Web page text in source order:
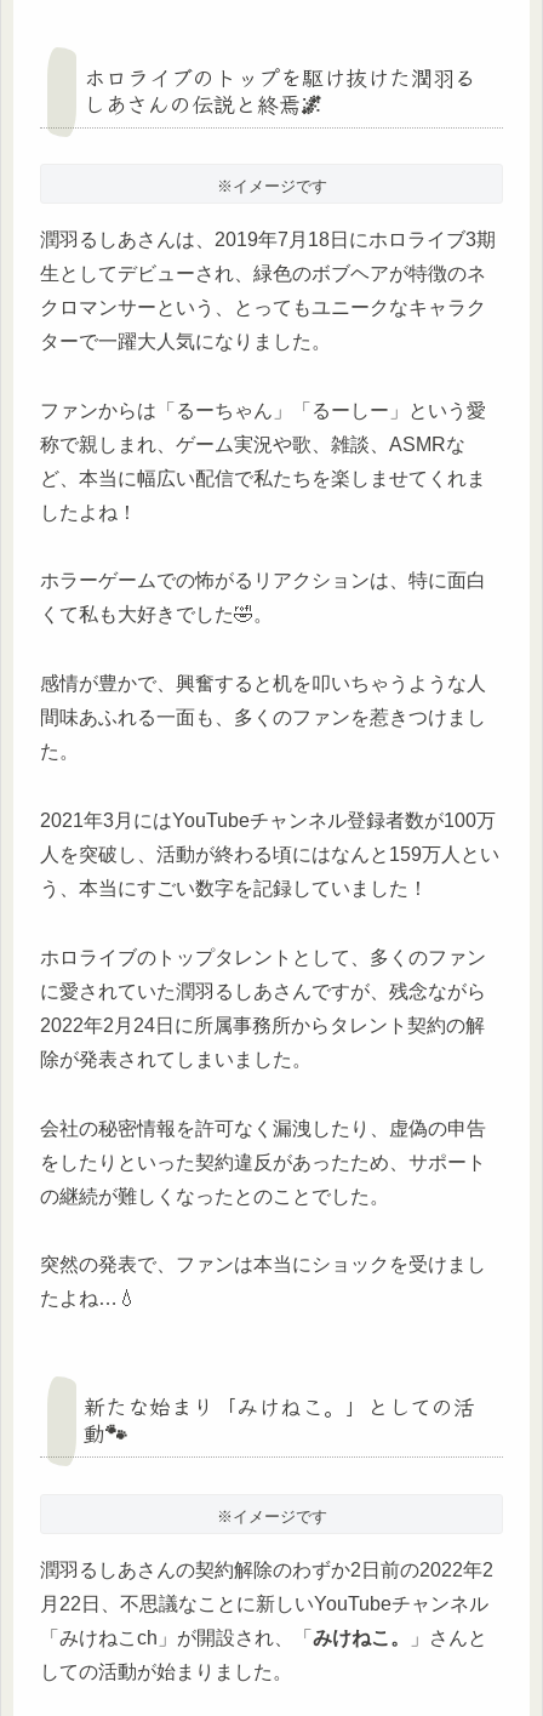
ホロライブのトップを駆け抜けた潤羽る
しあさんの伝説と終焉🌌
※イメージです
潤羽るしあさんは、2019年7月18日にホロライブ3期
生としてデビューされ、緑色のボブヘアが特徴のネ
クロマンサーという、とってもユニークなキャラク
ターで一躍大人気になりました。
ファンからは「るーちゃん」「るーしー」という愛
称で親しまれ、ゲーム実況や歌、雑談、ASMRな
ど、本当に幅広い配信で私たちを楽しませてくれま
したよね！
ホラーゲームでの怖がるリアクションは、特に面白
くて私も大好きでした🤣。
感情が豊かで、興奮すると机を叩いちゃうような人
間味あふれる一面も、多くのファンを惹きつけまし
た。
2021年3月にはYouTubeチャンネル登録者数が100万
人を突破し、活動が終わる頃にはなんと159万人とい
う、本当にすごい数字を記録していました！
ホロライブのトップタレントとして、多くのファン
に愛されていた潤羽るしあさんですが、残念ながら
2022年2月24日に所属事務所からタレント契約の解
除が発表されてしまいました。
会社の秘密情報を許可なく漏洩したり、虚偽の申告
をしたりといった契約違反があったため、サポート
の継続が難しくなったとのことでした。
突然の発表で、ファンは本当にショックを受けまし
たよね…💧
新たな始まり「みけねこ。」としての活
動🐾
※イメージです
潤羽るしあさんの契約解除のわずか2日前の2022年2
月22日、不思議なことに新しいYouTubeチャンネル
「みけねこch」が開設され、「 みけねこ。
」さんと
しての活動が始まりました。